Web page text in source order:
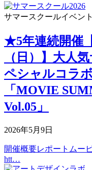
サマースクールイベント
★5年連続開催
（日）】大人
ペシャルコラ
「MOVIE
Vol.05」
2026年5月9日
開催概要レポートムー
htt…